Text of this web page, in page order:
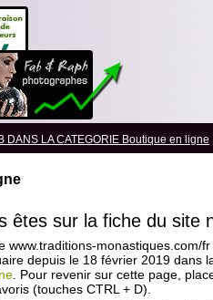
DANS LA CATEGORIE Boutique en ligne
êtes sur la fiche du site
www.traditions-monastiques.com/
depuis le 18 février 2019 dans
. Pour revenir sur cette page,
(touches CTRL + D).